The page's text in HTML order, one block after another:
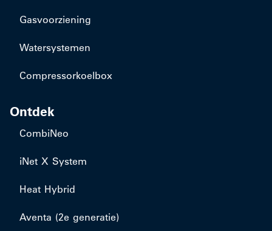
Gasvoorziening
Watersystemen
Compressorkoelbox
Ontdek
CombiNeo
iNet X System
Heat Hybrid
Aventa (2e generatie)